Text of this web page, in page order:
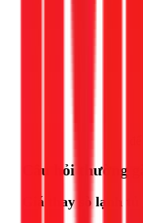
Câu hỏi thường
Giá thay sò lạnh